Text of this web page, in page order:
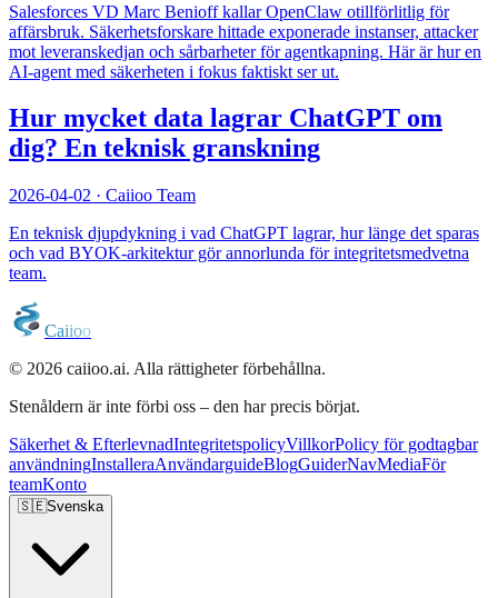
Salesforces VD Marc Benioff kallar OpenClaw otillförlitlig för
affärsbruk. Säkerhetsforskare hittade exponerade instanser, attacker
mot leveranskedjan och sårbarheter för agentkapning. Här är hur en
AI-agent med säkerheten i fokus faktiskt ser ut.
Hur mycket data lagrar ChatGPT om
dig? En teknisk granskning
2026-04-02 · Caiioo Team
En teknisk djupdykning i vad ChatGPT lagrar, hur länge det sparas
och vad BYOK-arkitektur gör annorlunda för integritetsmedvetna
team.
Caiioo
© 2026 caiioo.ai. Alla rättigheter förbehållna.
Stenåldern är inte förbi oss – den har precis börjat.
Säkerhet & EfterlevnadIntegritetspolicyVillkorPolicy för godtagbar
användningInstalleraAnvändarguideBlogGuiderNavMediaFör
teamKonto
🇸🇪Svenska